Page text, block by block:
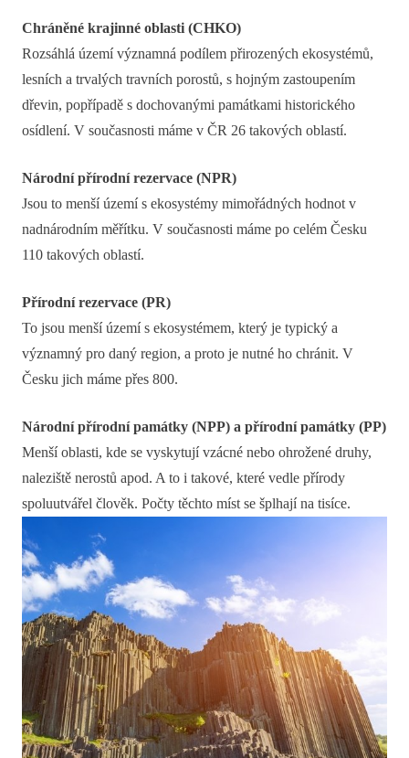
Chráněné krajinné oblasti (CHKO)
Rozsáhlá území významná podílem přirozených ekosystémů,
lesních a trvalých travních porostů, s hojným zastoupením
dřevin, popřípadě s dochovanými památkami historického
osídlení. V současnosti máme v ČR 26 takových oblastí.
Národní přírodní rezervace (NPR)
Jsou to menší území s ekosystémy mimořádných hodnot v
nadnárodním měřítku. V současnosti máme po celém Česku
110 takových oblastí.
Přírodní rezervace (PR)
To jsou menší území s ekosystémem, který je typický a
významný pro daný region, a proto je nutné ho chránit. V
Česku jich máme přes 800.
Národní přírodní památky (NPP) a přírodní památky (PP)
Menší oblasti, kde se vyskytují vzácné nebo ohrožené druhy,
naleziště nerostů apod. A to i takové, které vedle přírody
spoluutvářel člověk. Počty těchto míst se šplhají na tisíce.